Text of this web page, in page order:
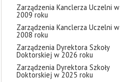
Zarządzenia Kanclerza Uczelni w
2009 roku
Zarządzenia Kanclerza Uczelni w
2008 roku
Zarządzenia Dyrektora Szkoły
Doktorskiej w 2026 roku
Zarządzenia Dyrektora Szkoły
Doktorskiej w 2025 roku